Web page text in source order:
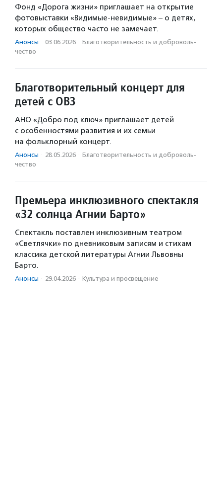
Фонд «Дорога жизни» приглашает на открытие
фотовыставки «Видимые-невидимые» – о детях,
которых общество часто не замечает.
Анонсы · 03.06.2026 · Благотвори­тель­ность и доброволь­
чест­во
Благотворительный концерт для
детей с ОВЗ
АНО «Добро под ключ» приглашает детей
с особенностями развития и их семьи
на фольклорный концерт.
Анонсы · 28.05.2026 · Благотвори­тель­ность и доброволь­
чест­во
Премьера инклюзивного спектакля
«32 солнца Агнии Барто»
Спектакль поставлен инклюзивным театром
«Светлячки» по дневниковым записям и стихам
классика детской литературы Агнии Львовны
Барто.
Анонсы · 29.04.2026 · Культура и просвещение